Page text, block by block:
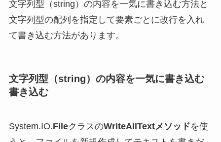
文字列型（string）の内容を一気に書き込む方法と
文字列型の配列を指定して要素ごとに改行を入れ
て書き込む方法があります。
文字列型（string）の内容を一気に書き込む
書き込む
System.IO.FileクラスのWriteAllTextメソッドを使